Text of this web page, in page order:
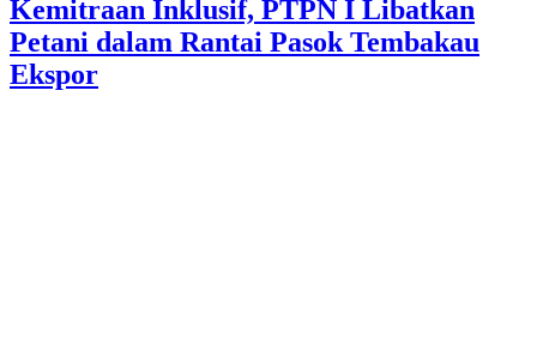
Kemitraan Inklusif, PTPN I Libatkan
Petani dalam Rantai Pasok Tembakau
Ekspor